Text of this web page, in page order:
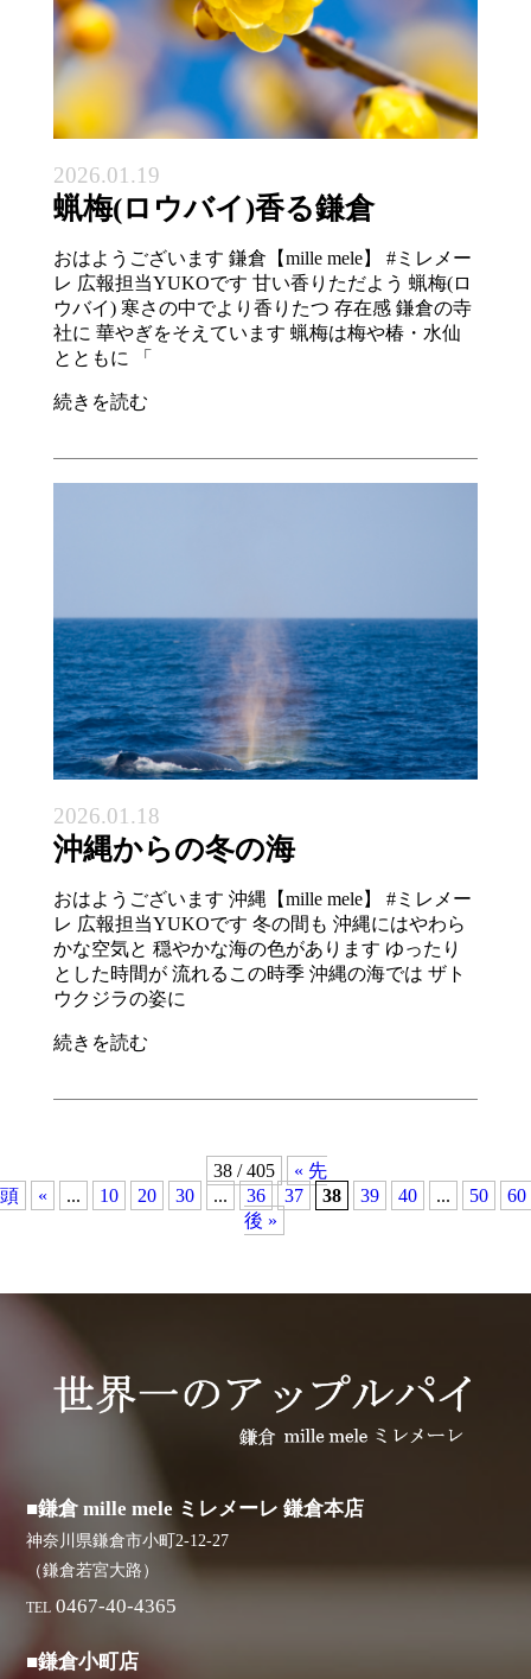
2026.01.19
蝋梅(ロウバイ)香る鎌倉
おはようございます 鎌倉【mille mele】 #ミレメー
レ 広報担当YUKOです 甘い香りただよう 蝋梅(ロ
ウバイ) 寒さの中でより香りたつ 存在感 鎌倉の寺
社に 華やぎをそえています 蝋梅は梅や椿・水仙
とともに 「
続きを読む
2026.01.18
沖縄からの冬の海
おはようございます 沖縄【mille mele】 #ミレメー
レ 広報担当YUKOです 冬の間も 沖縄にはやわら
かな空気と 穏やかな海の色があります ゆったり
とした時間が 流れるこの時季 沖縄の海では ザト
ウクジラの姿に
続きを読む
38 / 405
« 先
頭
« ... 10 20 30 ... 36 37 38 39 40 ... 50
60
後 »
■鎌倉 mille mele ミレメーレ 鎌倉本店
神奈川県鎌倉市小町2-12-27
（鎌倉若宮大路）
TEL 0467-40-4365
■鎌倉小町店